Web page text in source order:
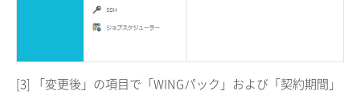
[3] 「変更後」の項目で「WINGパック」および「契約期間」